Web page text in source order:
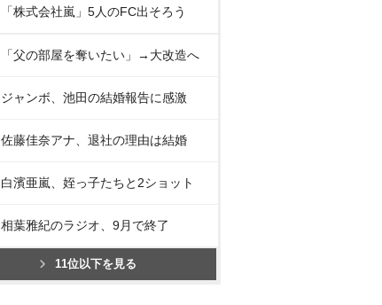
「株式会社嵐」5人のFC出そろう
「父の部屋を奪いたい」→大改造へ
ジャンボ、池田の結婚報告に感激
佐藤佳奈アナ、退社の理由は結婚
白濱亜嵐、姪っ子たちと2ショット
相葉雅紀のラジオ、9月で終了
11位以下を見る